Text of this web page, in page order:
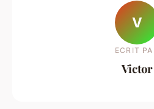
V
ECRIT
Victor